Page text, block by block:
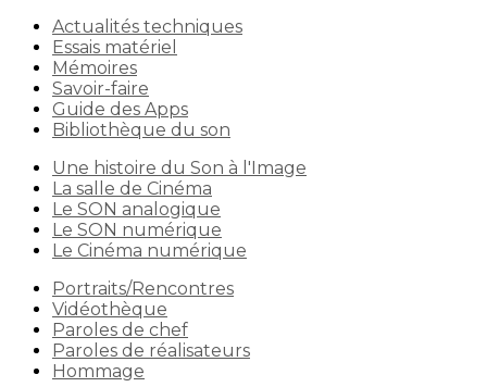
Actualités techniques
Essais matériel
Mémoires
Savoir-faire
Guide des Apps
Bibliothèque du son
Une histoire du Son à l'Image
La salle de Cinéma
Le SON analogique
Le SON numérique
Le Cinéma numérique
Portraits/Rencontres
Vidéothèque
Paroles de chef
Paroles de réalisateurs
Hommage